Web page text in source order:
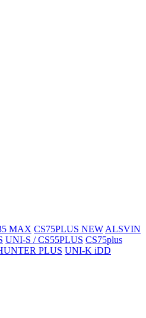
MAX CS75PLUS NEW ALSVIN
UNI-S / CS55PLUS CS75plus
PLUS UNI-K iDD